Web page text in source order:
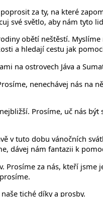
za ty, na které
své světlo, aby nám tyto
obětí neštěstí.
a hledají cestu jak
na ostrovech Jáva a
nenechávej nás na
Prosíme, uč nás
v tuto dobu vánočních
dávej nám fantazii k
Prosíme za nás, kteří
tiché díky a prosby.